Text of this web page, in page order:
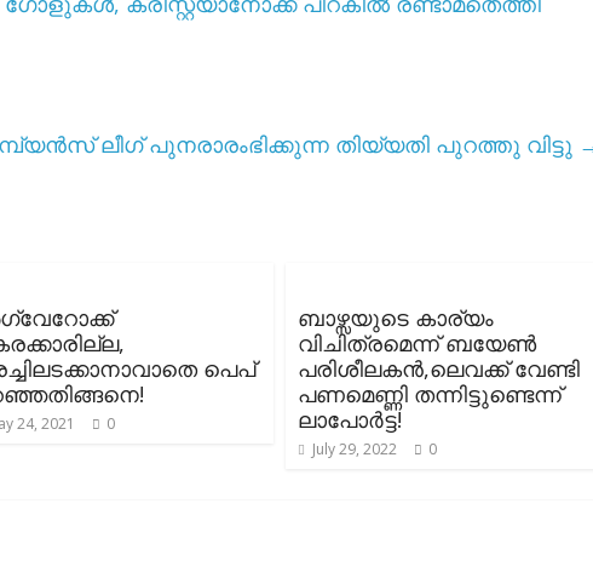
ലീഗ് പുനരാരംഭിക്കുന്ന തിയ്യതി പുറത്തു വിട്ടു
പെപ്
24, 2021 0
ബാഴ്സയുടെ കാര്യം
വിചിത്രമെന്ന് ബയേൺ
പരിശീലകൻ,ലെവക്ക് വേണ്ടി
പണമെണ്ണി തന്നിട്ടുണ്ടെന്ന്
ലാപോർട്ട!
July 29, 2022 0